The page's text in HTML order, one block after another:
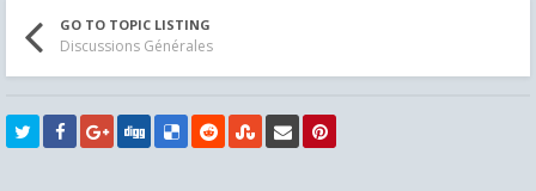
GO TO TOPIC LISTING
Discussions Générales